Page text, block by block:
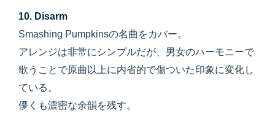
10. Disarm
Smashing Pumpkinsの名曲をカバー。
アレンジは非常にシンプルだが、男女のハーモニーで
歌うことで原曲以上に内省的で傷ついた印象に変化し
ている。
儚くも濃密な余韻を残す。